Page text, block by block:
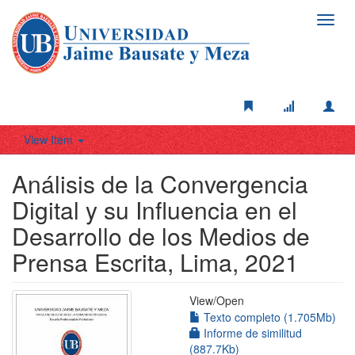
View Item
Análisis de la Convergencia
Digital y su Influencia en el
Desarrollo de los Medios de
Prensa Escrita, Lima, 2021
View/Open
Texto completo (1.705Mb)
Informe de similitud
(887.7Kb)